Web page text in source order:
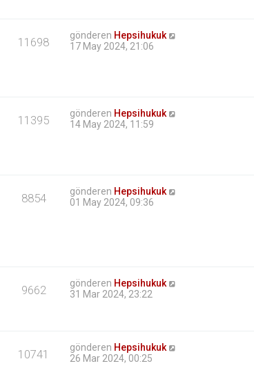
11698 gönderen Hepsihukuk
17 May 2024, 21:06
11395 gönderen Hepsihukuk
14 May 2024, 11:59
8854 gönderen Hepsihukuk
01 May 2024, 09:36
9662 gönderen Hepsihukuk
31 Mar 2024, 23:22
10741 gönderen Hepsihukuk
26 Mar 2024, 00:25